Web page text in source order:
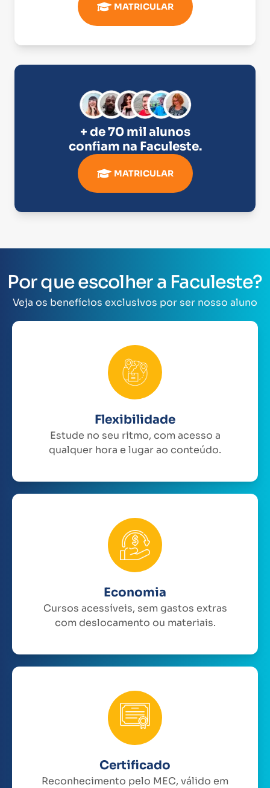
MATRICULAR
+ de 70 mil alunos
confiam na Faculeste.
MATRICULAR
Por que escolher a Faculeste?
Veja os benefícios exclusivos por ser nosso aluno
Flexibilidade
Estude no seu ritmo, com acesso a
qualquer hora e lugar ao conteúdo.
Economia
Cursos acessíveis, sem gastos extras
com deslocamento ou materiais.
Certificado
Reconhecimento pelo MEC, válido em